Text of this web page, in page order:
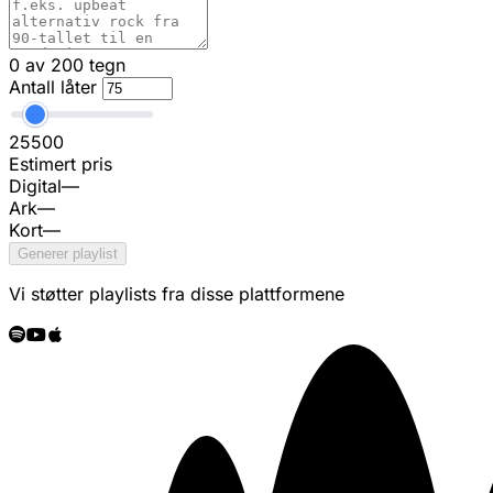
0 av 200 tegn
Antall låter
25500
Estimert pris
Digital—
Ark—
Kort—
Generer playlist
Vi støtter playlists fra disse plattformene